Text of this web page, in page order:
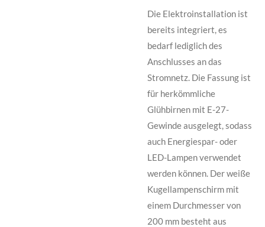
Die Elektroinstallation ist
bereits integriert, es
bedarf lediglich des
Anschlusses an das
Stromnetz. Die Fassung ist
für herkömmliche
Glühbirnen mit E-27-
Gewinde ausgelegt, sodass
auch Energiespar- oder
LED-Lampen verwendet
werden können. Der weiße
Kugellampenschirm mit
einem Durchmesser von
200 mm besteht aus